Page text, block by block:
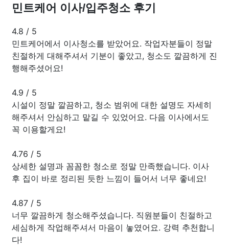
민트케어 이사/입주청소 후기
4.8 / 5
민트케어에서 이사청소를 받았어요. 작업자분들이 정말
친절하게 대해주셔서 기분이 좋았고, 청소도 깔끔하게 진
행해주셨어요!
4.9 / 5
시설이 정말 깔끔하고, 청소 범위에 대한 설명도 자세히
해주셔서 안심하고 맡길 수 있었어요. 다음 이사에서도
꼭 이용할게요!
4.76 / 5
상세한 설명과 꼼꼼한 청소로 정말 만족했습니다. 이사
후 집이 바로 정리된 듯한 느낌이 들어서 너무 좋네요!
4.87 / 5
너무 깔끔하게 청소해주셨습니다. 직원분들이 친절하고
세심하게 작업해주셔서 마음이 놓였어요. 강력 추천합니
다!